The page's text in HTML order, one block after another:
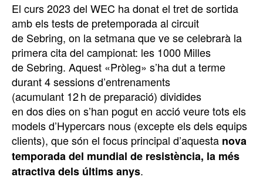
El curs 2023 del WEC ha donat el tret de sortida
amb els tests de pretemporada al circuit
de Sebring, on la setmana que ve se celebrarà la
primera cita del campionat: les 1000 Milles
de Sebring. Aquest «Pròleg» s’ha dut a terme
durant 4 sessions d’entrenaments
(acumulant 12 h de preparació) dividides
en dos dies on s’han pogut en acció veure tots els
models d’Hypercars nous (excepte els dels equips
clients), que són el focus principal d’aquesta nova
temporada del mundial de resistència, la més
atractiva dels últims anys.